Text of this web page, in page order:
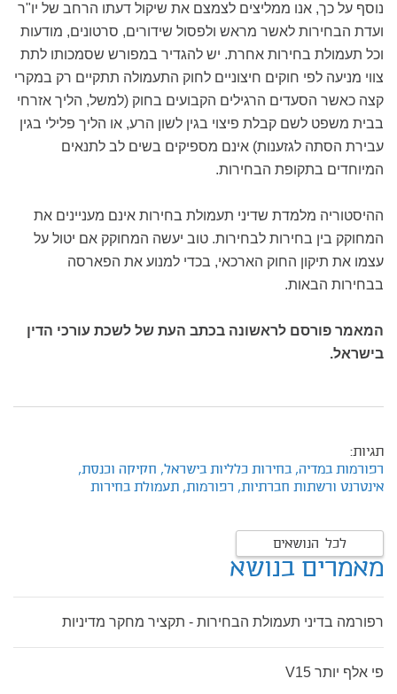
נוסף על כך, אנו ממליצים לצמצם את שיקול דעתו הרחב של יו"ר
ועדת הבחירות לאשר מראש ולפסול שידורים, סרטונים, מודעות
וכל תעמולת בחירות אחרת. יש להגדיר במפורש שסמכותו לתת
צווי מניעה לפי חוקים חיצוניים לחוק התעמולה תתקיים רק במקרי
קצה כאשר הסעדים הרגילים הקבועים בחוק (למשל, הליך אזרחי
בבית משפט לשם קבלת פיצוי בגין לשון הרע, או הליך פלילי בגין
עבירת הסתה לגזענות) אינם מספיקים בשים לב לתנאים
המיוחדים בתקופת הבחירות.
ההיסטוריה מלמדת שדיני תעמולת בחירות אינם מעניינים את
המחוקק בין בחירות לבחירות. טוב יעשה המחוקק אם יטול על
עצמו את תיקון החוק הארכאי, בכדי למנוע את הפארסה
בבחירות הבאות.
המאמר פורסם לראשונה בכתב העת של לשכת עורכי הדין
בישראל.
תגיות:
רפורמות במדיה, בחירות כלליות בישראל, חקיקה וכנסת,
אינטרנט ורשתות חברתיות, רפורמות, תעמולת בחירות
לכל הנושאים
מאמרים בנושא
רפורמה בדיני תעמולת הבחירות - תקציר מחקר מדיניות
פי אלף יותר V15